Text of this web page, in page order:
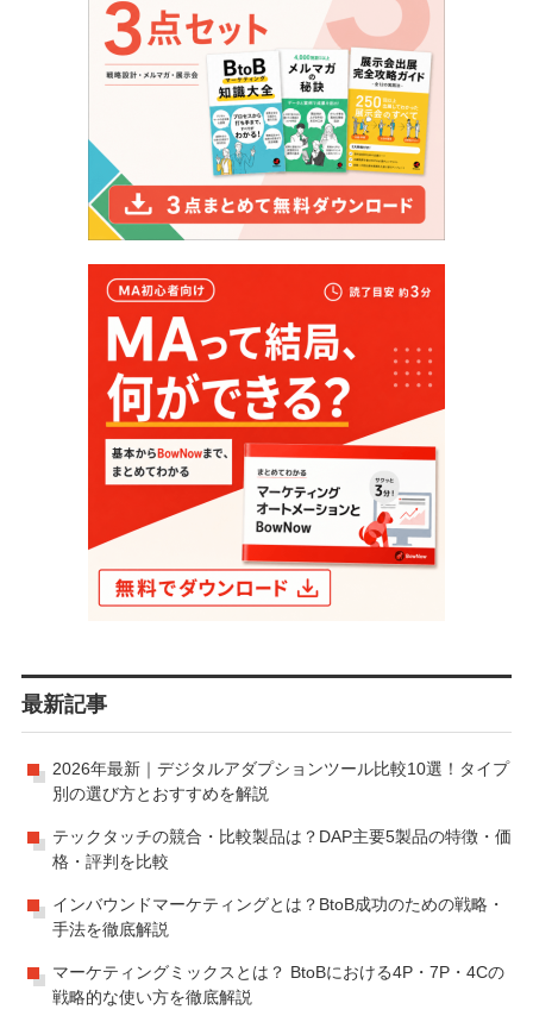
最新記事
2026年最新｜デジタルアダプションツール比較10選！タイプ
別の選び方とおすすめを解説
テックタッチの競合・比較製品は？DAP主要5製品の特徴・価
格・評判を比較
インバウンドマーケティングとは？BtoB成功のための戦略・
手法を徹底解説
マーケティングミックスとは？ BtoBにおける4P・7P・4Cの
戦略的な使い方を徹底解説